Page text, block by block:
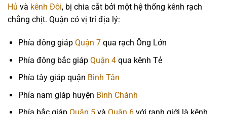
Hủ và kênh Đôi, bị chia cắt bởi một hệ thống kênh rạch
chằng chịt. Quận có vị trí địa lý:
Phía đông giáp Quận 7qua rạch Ông Lớn
Phía đông bắc giáp Quận 4qua kênh Tẻ
Phía tây giáp quận Bình Tân
Phía nam giáp huyện Bình Chánh